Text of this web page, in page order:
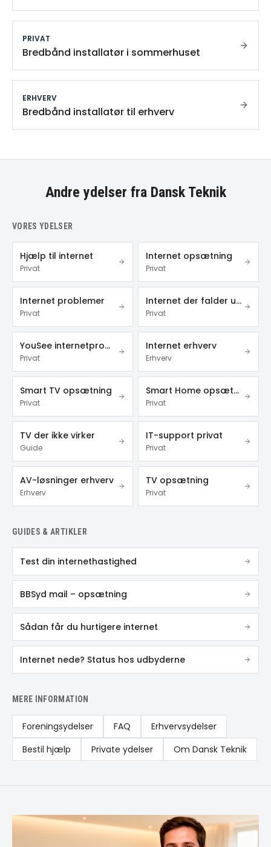
PRIVAT
Bredbånd installatør i sommerhuset
ERHVERV
Bredbånd installatør til erhverv
Andre ydelser fra Dansk Teknik
VORES YDELSER
Hjælp til internet
Privat
Internet opsætning
Privat
Internet problemer
Privat
Internet der falder ud
Privat
YouSee internetproblemer
Privat
Internet erhverv
Erhverv
Smart TV opsætning
Privat
Smart Home opsætning
Privat
TV der ikke virker
Guide
IT-support privat
Privat
AV-løsninger erhverv
Erhverv
TV opsætning
Privat
GUIDES & ARTIKLER
Test din internethastighed
BBSyd mail – opsætning
Sådan får du hurtigere internet
Internet nede? Status hos udbyderne
MERE INFORMATION
Foreningsydelser FAQ
Erhvervsydelser
Bestil hjælp
Private ydelser Om Dansk Teknik